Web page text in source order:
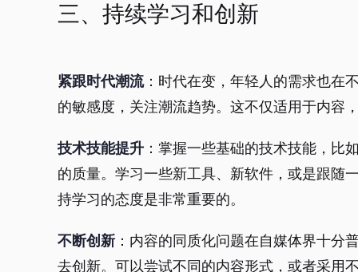
三、持续学习和创新
紧跟时代潮流：时代在变，年轻人的需求也在
的敏感度，关注潮流趋势。这不仅适用于内容
技术技能提升 ：掌握一些基础的技术技能，比
的质量。学习一些新工具、新软件，或是跟随
持学习的态度是非常重要的。
不断创新 ：内容的同质化问题在自媒体界十分
去创新。可以尝试不同的内容形式，或者采用